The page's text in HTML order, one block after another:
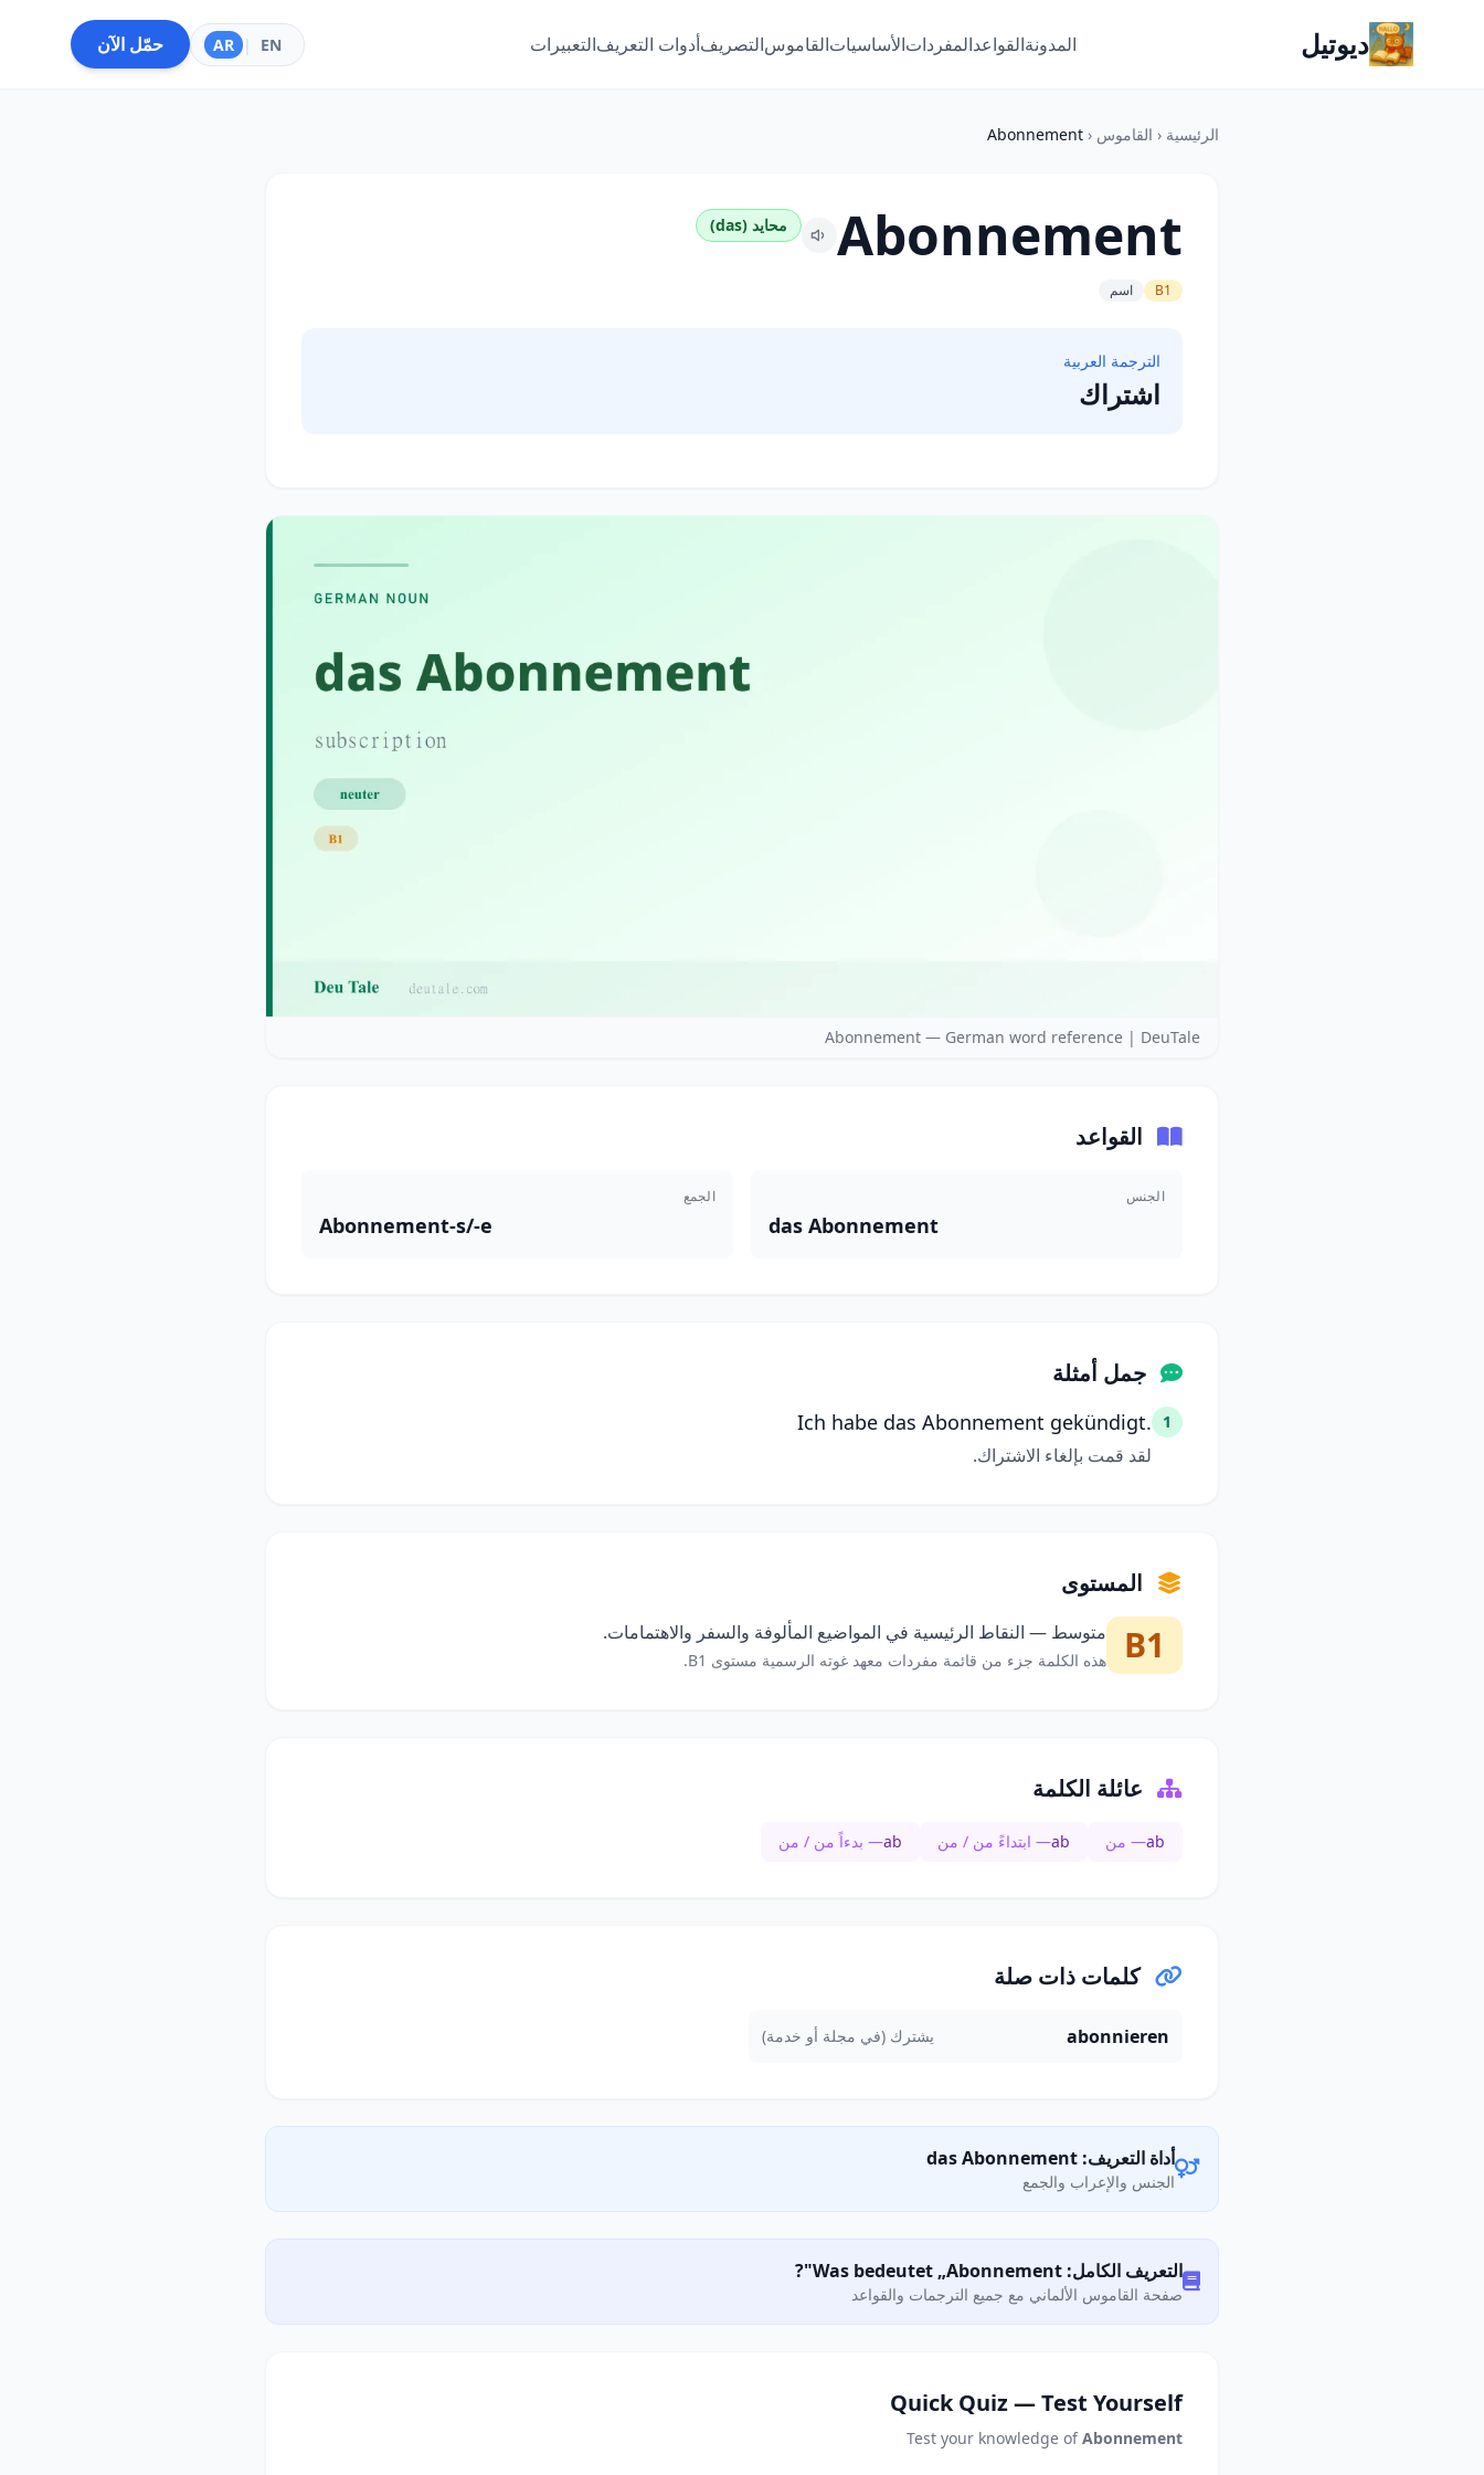
ديوتيل المدونةالقواعدالمفرداتالأساسياتالقاموسالتصريفأدوات التعريفالتعبيرات EN
|
AR حمّل الآن
الرئيسية ‹ القاموس ‹
Abonnement
Abonnement محايد (das)
B1 اسم
الترجمة العربية
اشتراك
Abonnement — German word reference | DeuTale
القواعد
الجنس
das Abonnement
الجمع
Abonnement-s/-e
جمل أمثلة
1
Ich habe das Abonnement gekündigt.
لقد قمت بإلغاء الاشتراك.
المستوى
B1 متوسط — النقاط الرئيسية في المواضيع المألوفة والسفر والاهتمامات.
هذه الكلمة جزء من قائمة مفردات معهد غوته الرسمية مستوى B1.
عائلة الكلمة
ab— من ab— ابتداءً من / من ab— بدءاً من / من
كلمات ذات صلة
abonnieren يشترك (في مجلة أو خدمة)
أداة التعريف: das Abonnement
الجنس والإعراب والجمع
التعريف الكامل: Was bedeutet „Abonnement"?
صفحة القاموس الألماني مع جميع الترجمات والقواعد
Quick Quiz — Test Yourself
Test your knowledge ofAbonnement